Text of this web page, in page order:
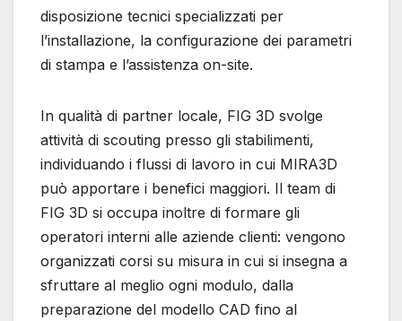
disposizione tecnici specializzati per
l’installazione, la configurazione dei parametri
di stampa e l’assistenza on-site.
In qualità di partner locale, FIG 3D svolge
attività di scouting presso gli stabilimenti,
individuando i flussi di lavoro in cui MIRA3D
può apportare i benefici maggiori. Il team di
FIG 3D si occupa inoltre di formare gli
operatori interni alle aziende clienti: vengono
organizzati corsi su misura in cui si insegna a
sfruttare al meglio ogni modulo, dalla
preparazione del modello CAD fino al